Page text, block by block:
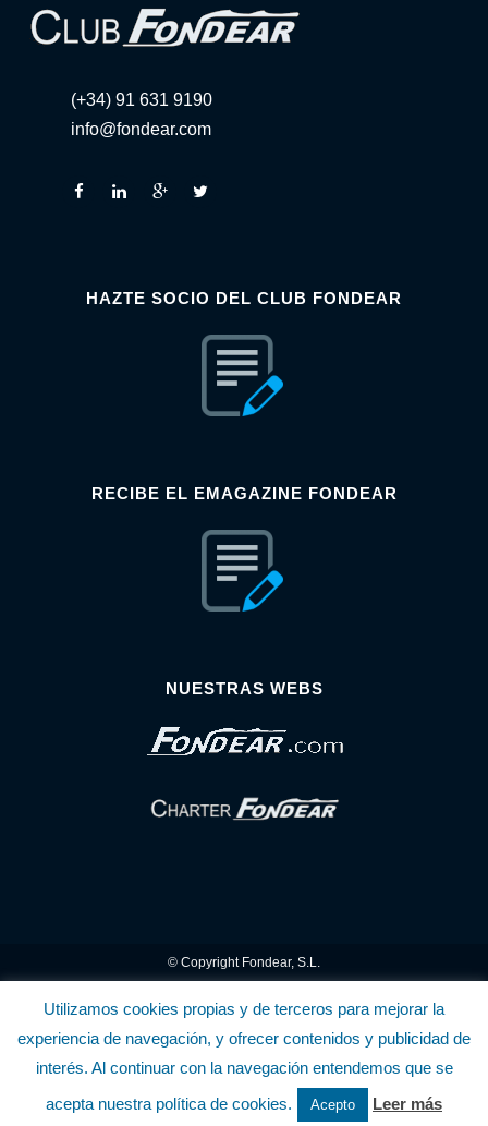
(+34) 91 631 9190
info@fondear.com
HAZTE SOCIO DEL CLUB FONDEAR
RECIBE EL EMAGAZINE FONDEAR
NUESTRAS WEBS
© Copyright Fondear, S.L.
Aunque se consideran exactas, declinamos toda responsabilidad sobre la
información y precios inscritos. Estas informaciones no son contractuales.
Política de privacidad y cookies .........................-......................... Política de utilización
Utilizamos cookies propias y de terceros para mejorar la
experiencia de navegación, y ofrecer contenidos y publicidad de
interés. Al continuar con la navegación entendemos que se
acepta nuestra política de cookies.
Acepto Leer más